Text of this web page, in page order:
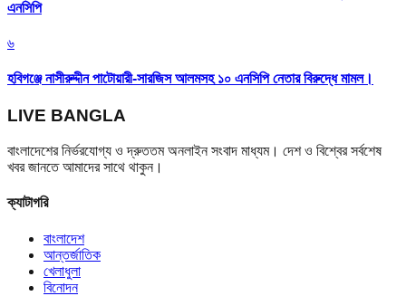
এনসিপি
৬
হবিগঞ্জে নাসীরুদ্দীন পাটোয়ারী-সারজিস আলমসহ ১০ এনসিপি নেতার বিরুদ্ধে মামল।
LIVE BANGLA
বাংলাদেশের নির্ভরযোগ্য ও দ্রুততম অনলাইন সংবাদ মাধ্যম। দেশ ও বিশ্বের সর্বশেষ
খবর জানতে আমাদের সাথে থাকুন।
ক্যাটাগরি
বাংলাদেশ
আন্তর্জাতিক
খেলাধুলা
বিনোদন